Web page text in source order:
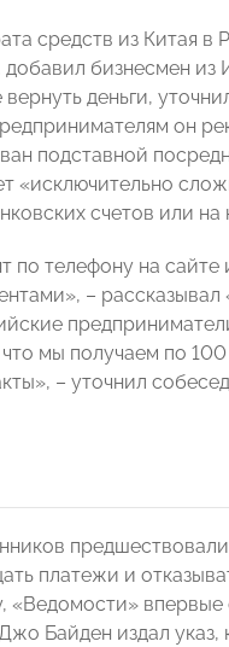
средств из Китая в
бизнесмен
деньги,
он
подставной
«исключительно
счетов или на
по телефону на
–
мы получаем по 100
– уточнил
платежи и
«Ведомости»
Байден издал